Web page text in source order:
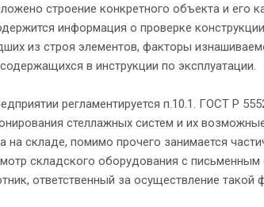
строение конкретного объекта и его
информация о проверке
из строя элементов, факторы
в инструкции по эксплуатации.
регламентируется п.10.1. ГОСТ Р
стеллажных систем и их
на складе, помимо прочего занимается
складского оборудования с
ответственный за осуществление